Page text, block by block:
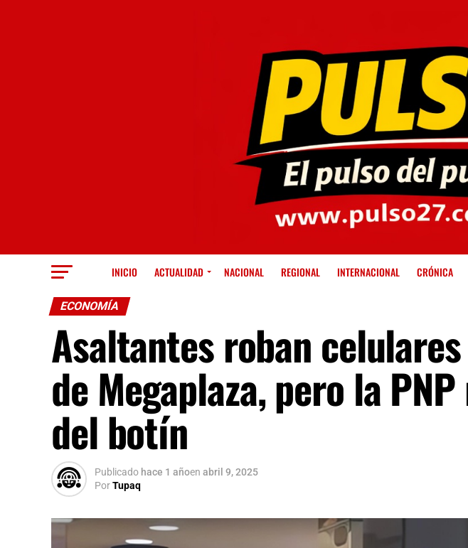
INICIO ACTUALIDAD NACIONAL REGIONAL INTERNACIONAL CRÓNICA
ECONOMÍA
Asaltantes roban
de Megaplaza, pero la
del botín
Publicado hace 1 añoen abril 9, 2025
PorTupaq